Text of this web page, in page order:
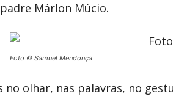
Márlon Múcio.
Foto © Samuel Mendonça
no olhar, nas palavras, no